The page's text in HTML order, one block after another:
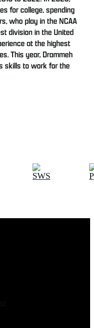
for college, spending
who play in the NCAA
division in the United
at the highest
This year, Drammeh
skills to work for the